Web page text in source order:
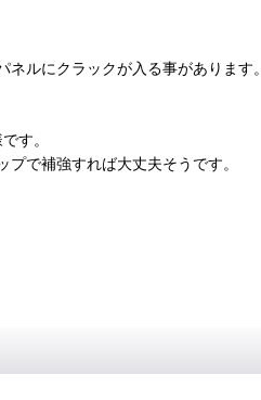
ルにクラックが入る事があります。
す。
で補強すれば大丈夫そうです。